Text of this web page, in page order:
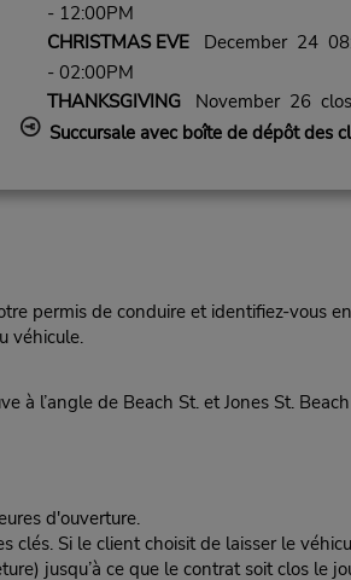
- 12:00PM
CHRISTMAS EVEDecember 24
- 02:00PM
THANKSGIVINGNovember 26
Succursale avec boîte de dépôt des
permis de conduire et identifiez-vous
véhicule.
à l’angle de Beach St. et Jones St.
d'ouverture.
clés. Si le client choisit de laisser le
jusqu’à ce que le contrat soit clos le